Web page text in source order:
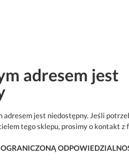
adresem jest
adresem jest niedostępny. Jeśli
tego sklepu, prosimy o kontakt z